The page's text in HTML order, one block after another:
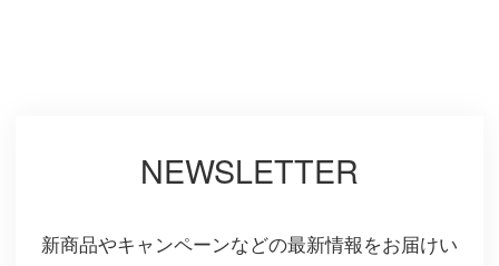
NEWSLETTER
新商品やキャンペーンなどの最新情報をお届けい